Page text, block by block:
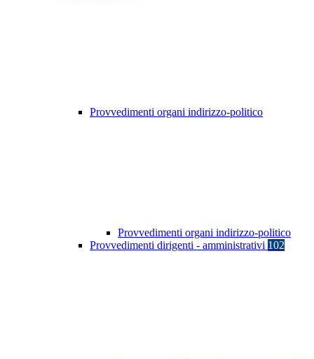
Provvedimenti organi indirizzo-politico
Provvedimenti organi indirizzo-politico
Provvedimenti dirigenti - amministrativi 102